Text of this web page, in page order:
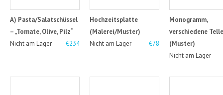
A) Pasta/Salatschüssel
– „Tomate, Olive, Pilz“
€234
Nicht am Lager
Hochzeitsplatte
(Malerei/Muster)
€78
Nicht am Lager
Monogramm,
verschiedene
(Muster)
Nicht am Lager